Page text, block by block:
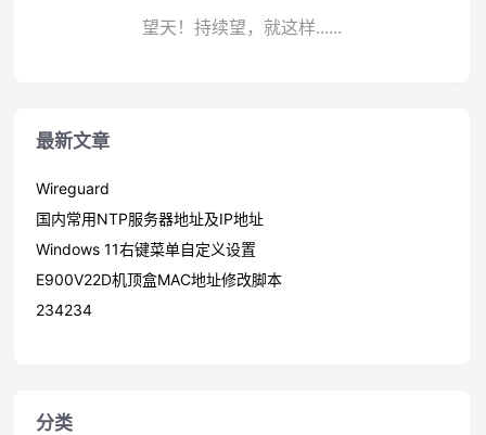
望天！持续望，就这样......
最新文章
Wireguard
国内常用NTP服务器地址及IP地址
Windows 11右键菜单自定义设置
E900V22D机顶盒MAC地址修改脚本
234234
分类